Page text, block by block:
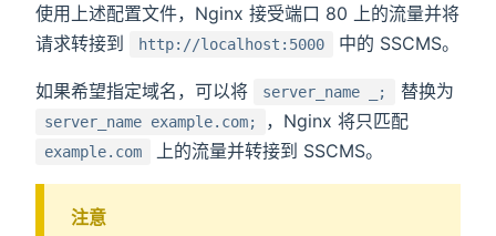
使用上述配置文件，Nginx 接受端口 80 上的流量并将
请求转接到
http://localhost:5000 中的 SSCMS。
如果希望指定域名，可以将 server_name _; 替换为
server_name example.com; ，Nginx 将只匹配
example.com 上的流量并转接到 SSCMS。
注意